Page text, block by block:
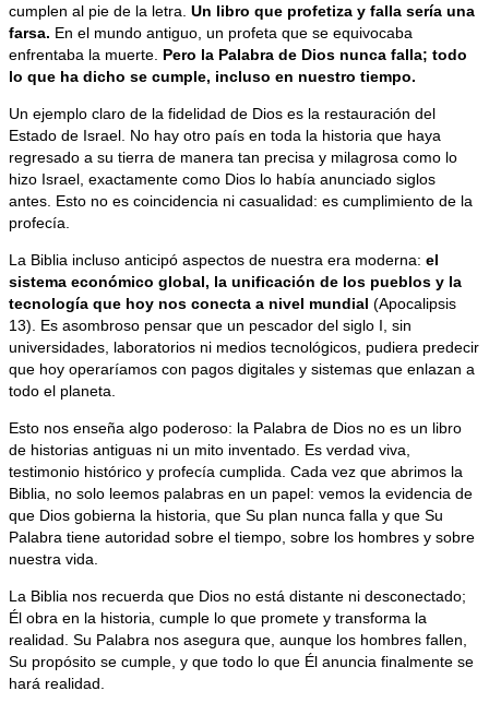
cumplen al pie de la letra. Un libro que profetiza y falla sería una
farsa. En el mundo antiguo, un profeta que se equivocaba
enfrentaba la muerte. Pero la Palabra de Dios nunca falla; todo
lo que ha dicho se cumple, incluso en nuestro tiempo.
Un ejemplo claro de la fidelidad de Dios es la restauración del
Estado de Israel. No hay otro país en toda la historia que haya
regresado a su tierra de manera tan precisa y milagrosa como lo
hizo Israel, exactamente como Dios lo había anunciado siglos
antes. Esto no es coincidencia ni casualidad: es cumplimiento de la
profecía.
La Biblia incluso anticipó aspectos de nuestra era moderna: el
sistema económico global, la unificación de los pueblos y la
tecnología que hoy nos conecta a nivel mundial (Apocalipsis
13). Es asombroso pensar que un pescador del siglo I, sin
universidades, laboratorios ni medios tecnológicos, pudiera predecir
que hoy operaríamos con pagos digitales y sistemas que enlazan a
todo el planeta.
Esto nos enseña algo poderoso: la Palabra de Dios no es un libro
de historias antiguas ni un mito inventado. Es verdad viva,
testimonio histórico y profecía cumplida. Cada vez que abrimos la
Biblia, no solo leemos palabras en un papel: vemos la evidencia de
que Dios gobierna la historia, que Su plan nunca falla y que Su
Palabra tiene autoridad sobre el tiempo, sobre los hombres y sobre
nuestra vida.
La Biblia nos recuerda que Dios no está distante ni desconectado;
Él obra en la historia, cumple lo que promete y transforma la
realidad. Su Palabra nos asegura que, aunque los hombres fallen,
Su propósito se cumple, y que todo lo que Él anuncia finalmente se
hará realidad.